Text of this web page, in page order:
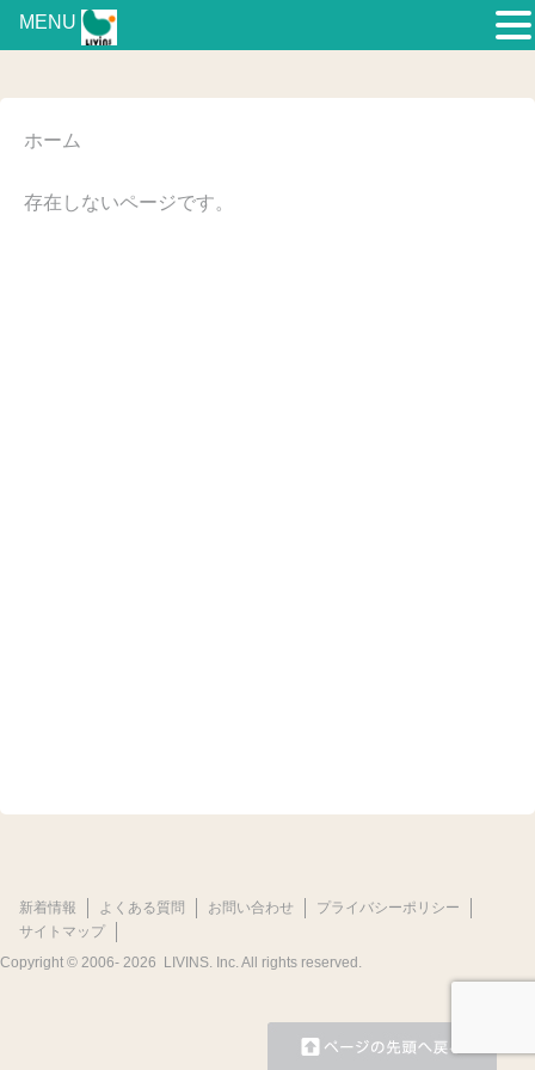
ホーム
存在しないページです。
新着情報 よくある質問 お問い合わせ
プライバシーポリシー
サイトマップ
Copyright © 2006- 2026 LIVINS. Inc. All rights reserved.
MENU